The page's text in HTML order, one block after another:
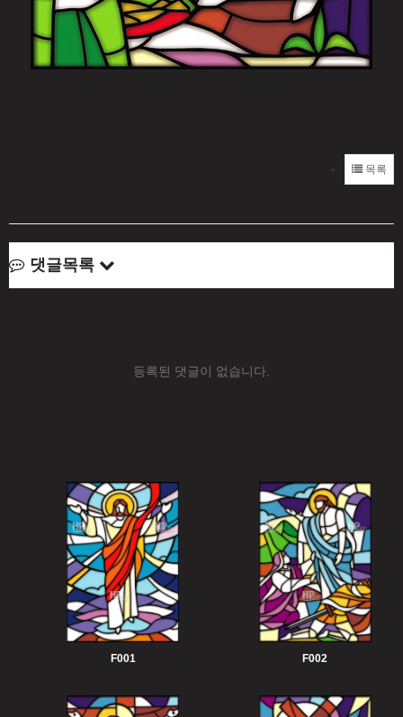
목록
댓글목록
등록된 댓글이 없습니다.
F001 F002